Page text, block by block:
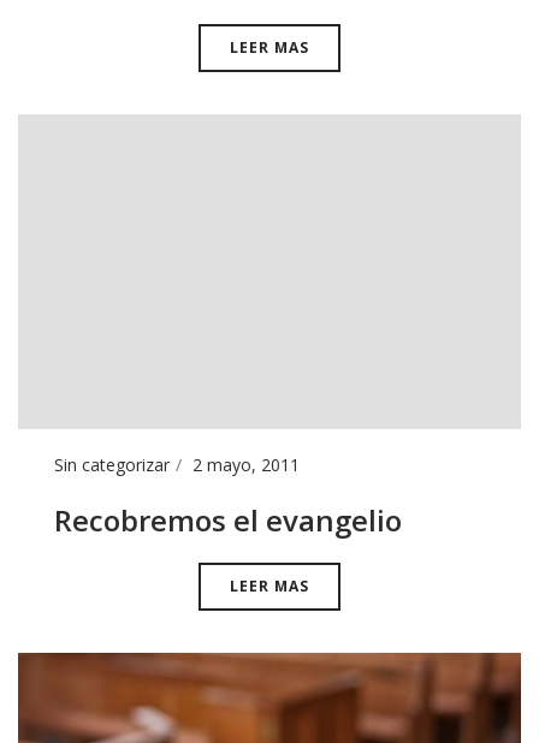
LEER MAS
Sin categorizar 2 mayo, 2011
Recobremos el evangelio
LEER MAS